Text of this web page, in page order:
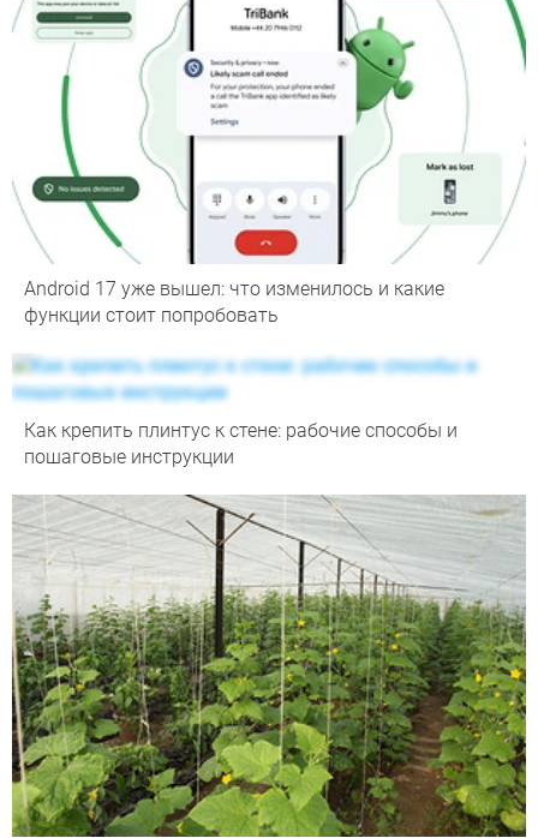
Android 17 уже вышел: что изменилось и какие
функции стоит попробовать
Как крепить плинтус к стене: рабочие способы и
пошаговые инструкции